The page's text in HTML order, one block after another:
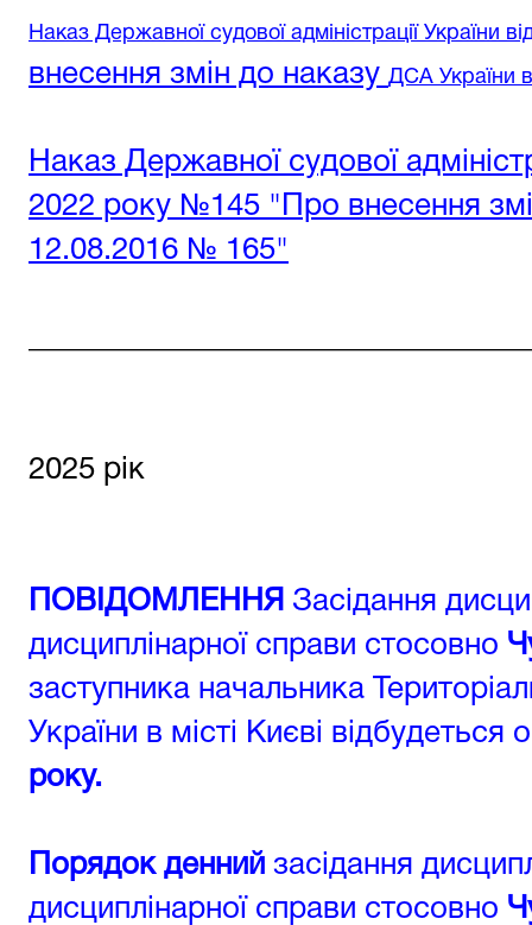
Наказ Державної судової адміністрації України
внесення змін до наказу ДСА України
Наказ Державної судової
2022 року №145 "Про внесення
12.08.2016 № 165"
2025 рік
ПОВІДОМЛЕННЯ Засідання
дисциплінарної справи стосовно
заступника начальника
України в місті Києві відбудеться
року.
Порядок денний засідання
дисциплінарної справи стосовно